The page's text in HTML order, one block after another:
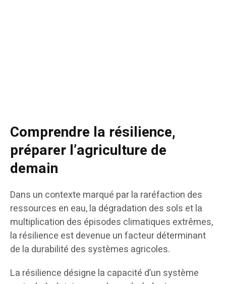
Comprendre la résilience,
préparer l’agriculture de
demain
Dans un contexte marqué par la raréfaction des
ressources en eau, la dégradation des sols et la
multiplication des épisodes climatiques extrêmes,
la résilience est devenue un facteur déterminant
de la durabilité des systèmes agricoles.
La résilience désigne la capacité d’un système